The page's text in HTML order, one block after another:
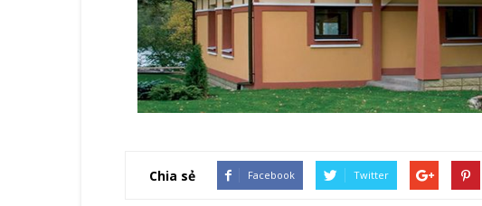
Chia sẻ Facebook Twitter